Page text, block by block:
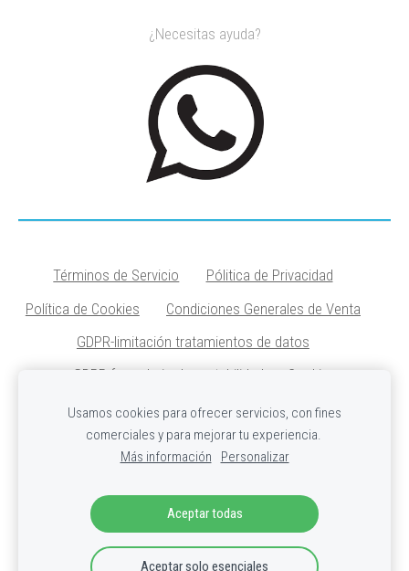
¿Necesitas ayuda?
Términos de Servicio
Pólitica de Privacidad
Política de Cookies
Condiciones Generales de Venta
GDPR-limitación tratamientos de datos
GDPR-formulario de portabilidad
Cookies
TEJER Y CREARTE STUDIO
©Todos los derechos reservados.
Usamos cookies para ofrecer servicios, con fines
comerciales y para mejorar tu experiencia.
Más información
Personalizar
Aceptar todas
Aceptar solo esenciales